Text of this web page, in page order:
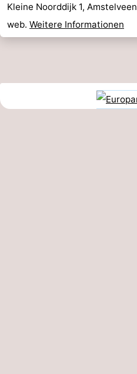
Kleine Noorddijk 1, Amstelveen
web. Weitere Informationen